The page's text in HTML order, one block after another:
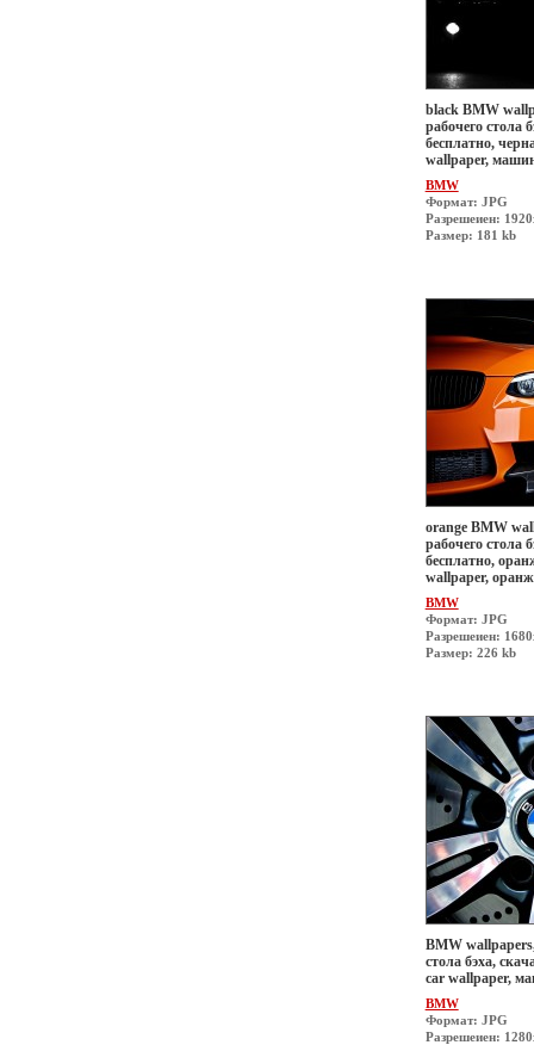
black BMW
рабочего стола
бесплатно,
wallpaper,
BMW
Формат: JPG
Разрешеиен:
Размер: 181 kb
orange BMW
рабочего стола
бесплатно,
wallpaper,
BMW
Формат: JPG
Разрешеиен:
Размер: 226 kb
BMW
стола бэха,
car wallpaper,
BMW
Формат: JPG
Разрешеиен: